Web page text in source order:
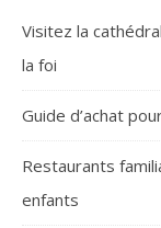
Visitez la
la foi
Guide d’achat
Restaurants
enfants